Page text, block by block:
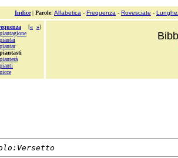
Indice| Parole: Alfabetica - Frequenza - Rovesciate -
[« »]
piantagione
piantai
piantar
pianterà
pianti
picce